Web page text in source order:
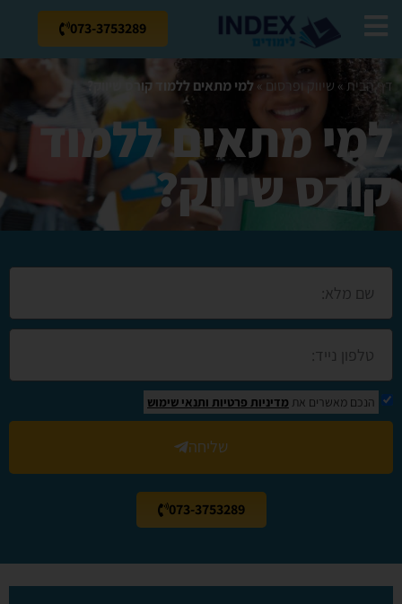
073-3753289
דף הבית » שיווק ופרסום »למי מתאים ללמוד קורס שיווק?
למי מתאים ללמוד
קורס שיווק?
הנכם מאשרים את מדיניות פרטיות ותנאי שימוש
שליחה
073-3753289